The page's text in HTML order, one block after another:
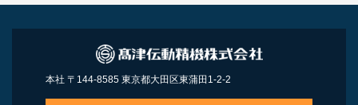
本社 〒144-8585 東京都大田区東蒲田1-2-2